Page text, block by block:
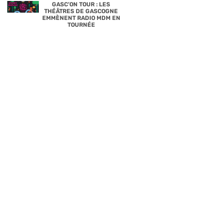
GASC’ON TOUR : LES
THÉÂTRES DE GASCOGNE
EMMÈNENT RADIO MDM EN
TOURNÉE